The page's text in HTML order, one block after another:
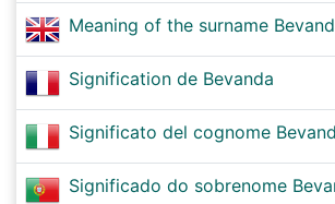
Meaning of the surname
Signification de Bevanda
Significato del cognome
Significado do sobrenome